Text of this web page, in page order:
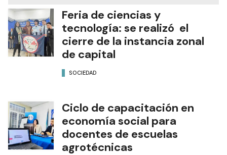
Feria de ciencias y
tecnología: se realizó el
cierre de la instancia zonal
de capital
SOCIEDAD
Ciclo de capacitación en
economía social para
docentes de escuelas
agrotécnicas